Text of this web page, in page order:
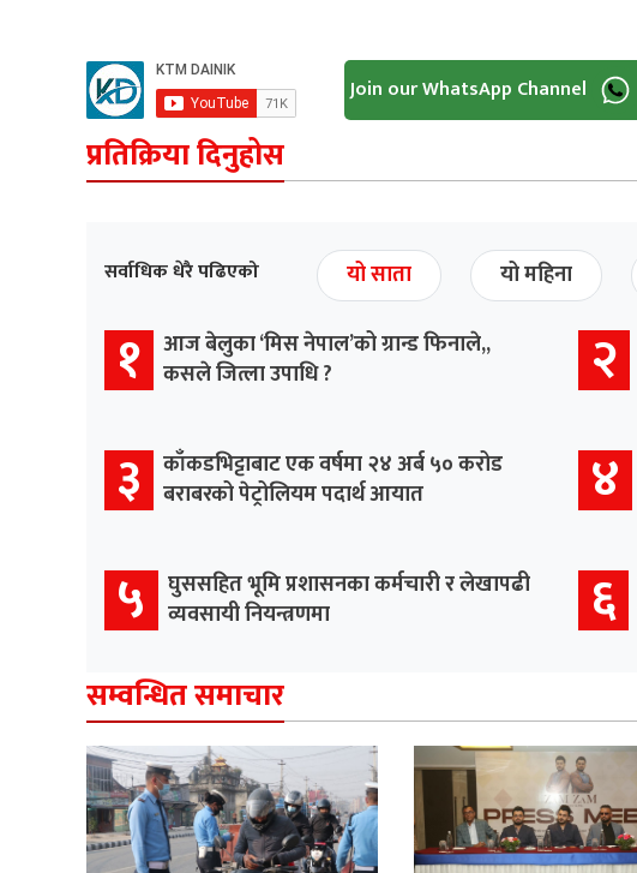
Join our WhatsApp Channel
प्रतिक्रिया दिनुहोस
सर्वाधिक धेरै पढिएको यो साता यो महिना
१
आज बेलुका ‘मिस नेपाल’को ग्रान्ड फिनाले,,
कसले जित्ला उपाधि ?
२
३
काँकडभिट्टाबाट एक वर्षमा २४ अर्ब ५० करोड
बराबरको पेट्रोलियम पदार्थ आयात
४
५
घुससहित भूमि प्रशासनका कर्मचारी र लेखापढी
व्यवसायी नियन्त्रणमा
६
सम्वन्धित समाचार